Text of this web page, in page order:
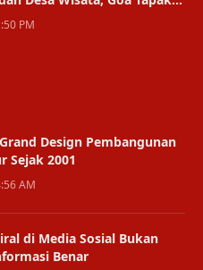
Pengelolaan Maksimal
PM
Design Pembangunan
Sejak 2001
AM
di Media Sosial Bukan
Benar